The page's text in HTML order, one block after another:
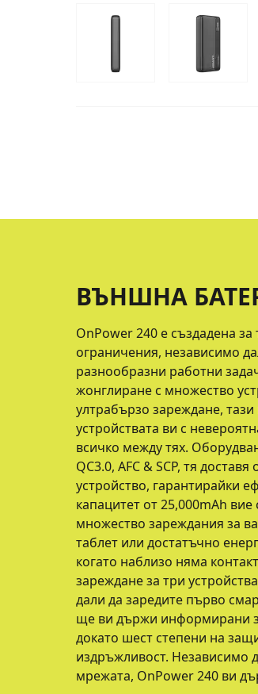
ВЪНШНА
OnPower 240 е създадена
ограничения, независимо
разнообразни работни
жонглиране с множество
ултрабързо зареждане,
устройствата ви с
всичко между тях.
QC3.0, AFC & SCP, тя
устройство, гарантирайки
капацитет от 25,000mAh
множество зареждания за
таблет или достатъчно
когато наблизо няма
зареждане за три
дали да заредите първо
ще ви държи информирани
докато шест степени на
издръжливост. Независимо
мрежата, OnPower 240 ви